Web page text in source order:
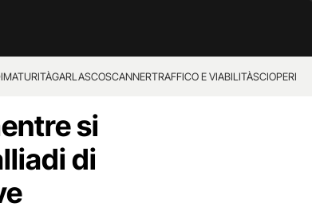
MATURITÀGARLASCOSCANNERTRAFFICO E VIABILITÀSCIOPERI
si
di